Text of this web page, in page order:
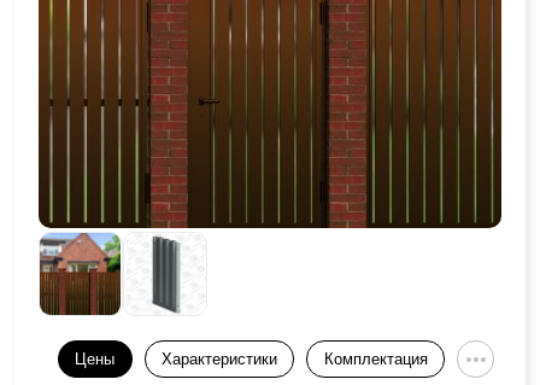
Цены Характеристики Комплектация